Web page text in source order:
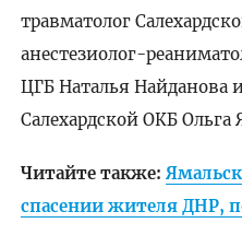
травматолог
анестезиолог-
ЦГБ Наталья Найданова
Салехардской ОКБ Ольга
Читайте также:
спасении жителя ДНР,